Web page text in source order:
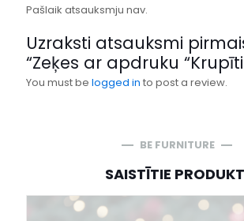
Pašlaik atsauksmju nav.
Uzraksti atsauksmi
“Zeķes ar apdruku
You must be logged in to post a review.
BE FURNITURE
SAISTĪTIE